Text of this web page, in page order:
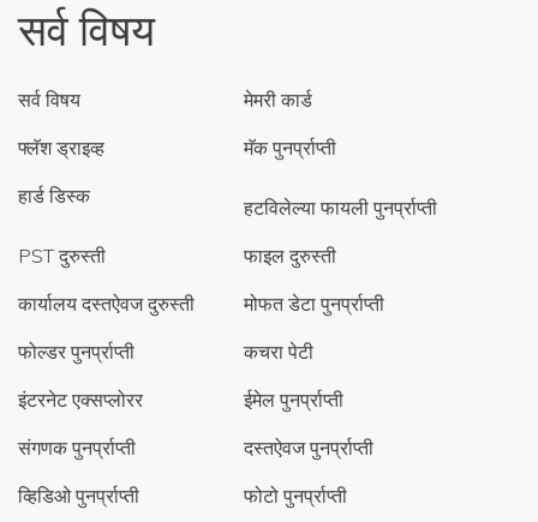
सर्व विषय
सर्व विषय
मेमरी कार्ड
फ्लॅश ड्राइव्ह
मॅक पुनर्प्राप्ती
हार्ड डिस्क
हटविलेल्या फायली पुनर्प्राप्ती
PST दुरुस्ती
फाइल दुरुस्ती
कार्यालय दस्तऐवज दुरुस्ती
मोफत डेटा पुनर्प्राप्ती
फोल्डर पुनर्प्राप्ती
कचरा पेटी
इंटरनेट एक्सप्लोरर
ईमेल पुनर्प्राप्ती
संगणक पुनर्प्राप्ती
दस्तऐवज पुनर्प्राप्ती
व्हिडिओ पुनर्प्राप्ती
फोटो पुनर्प्राप्ती